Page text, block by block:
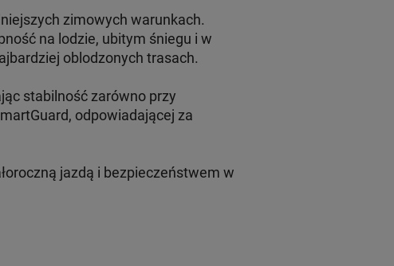
zimowych warunkach.
na lodzie, ubitym śniegu i w
oblodzonych trasach.
stabilność zarówno przy
odpowiadającej za
jazdą i bezpieczeństwem w